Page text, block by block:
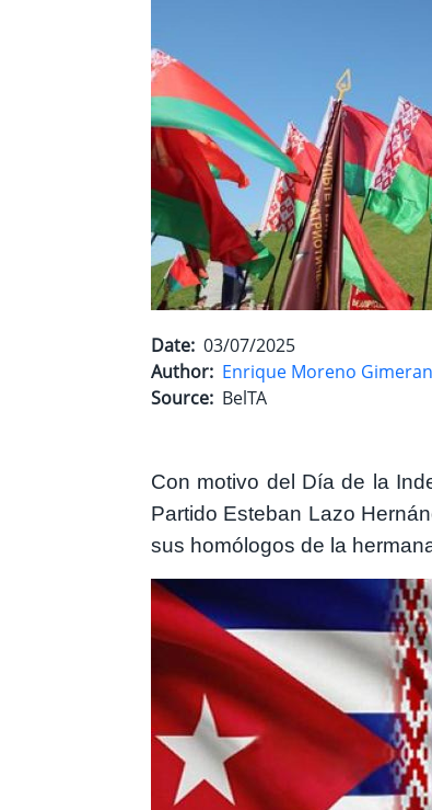
Date 03/07/2025
Author Enrique Moreno
Source BelTA
Con motivo del Día de la
Partido Esteban Lazo
sus homólogos de la
Image